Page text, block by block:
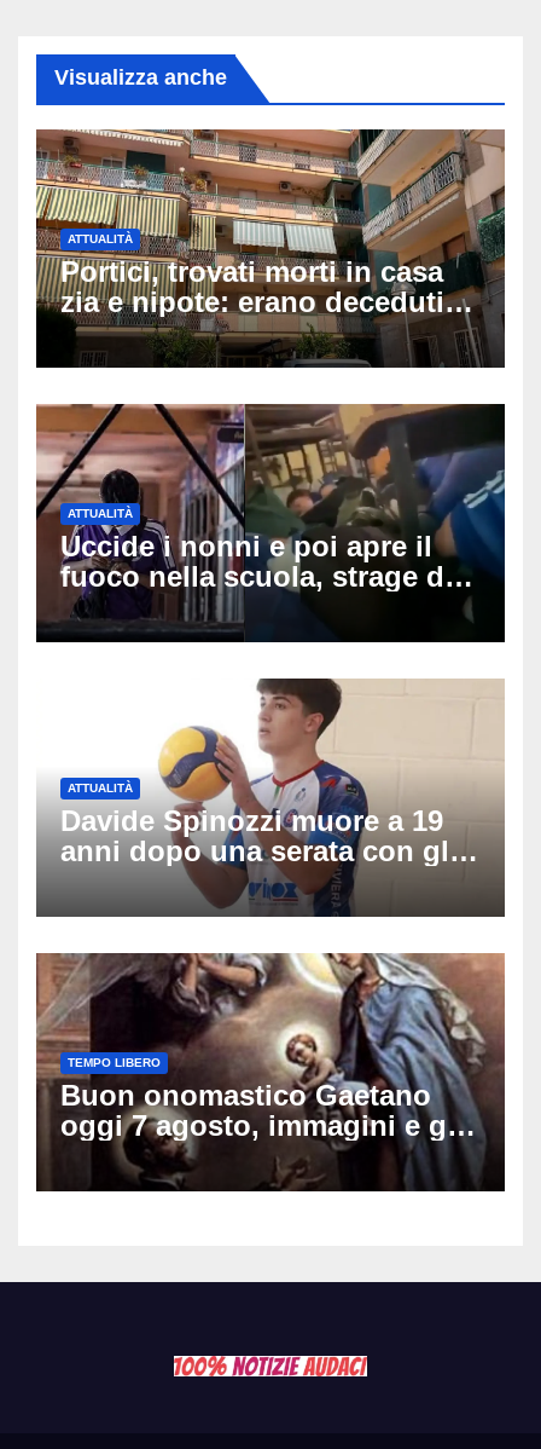
Visualizza anche
ATTUALITÀ
Portici, trovati morti in casa
zia e nipote: erano deceduti
da giorni, il caldo tra le
ipotesi al vaglio
ATTUALITÀ
Uccide i nonni e poi apre il
fuoco nella scuola, strage di
insegnanti: il possibile
movente dietro il massacro in
ATTUALITÀ
Davide Spinozzi muore a 19
anni dopo una serata con gli
amici: il mistero dello
schianto senza frenata
TEMPO LIBERO
Buon onomastico Gaetano
oggi 7 agosto, immagini e gif
di auguri da condividere sui
social